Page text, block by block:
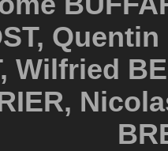
Wilfried